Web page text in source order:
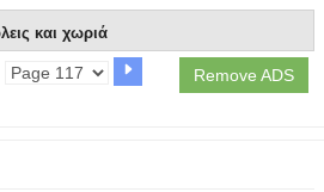
και χωριά
Remove ADS